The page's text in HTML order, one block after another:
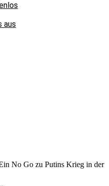
aus
No Go zu Putins Krieg in der